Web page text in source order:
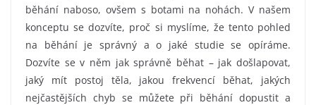
běhání naboso, ovšem s botami na nohách. V našem
konceptu se dozvíte, proč si myslíme, že tento pohled
na běhání je správný a o jaké studie se opíráme.
Dozvíte se v něm jak správně běhat – jak došlapovat,
jaký mít postoj těla, jakou frekvencí běhat, jakých
nejčastějších chyb se můžete při běhání dopustit a